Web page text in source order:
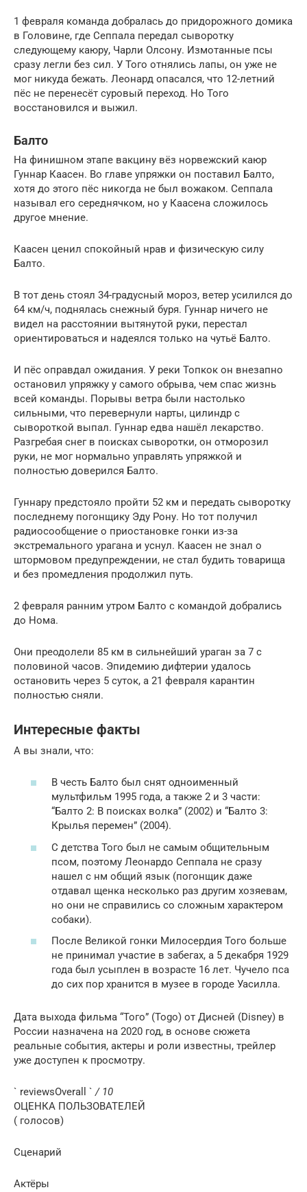
1 февраля команда добралась до придорожного домика
в Головине, где Сеппала передал сыворотку
следующему каюру, Чарли Олсону. Измотанные псы
сразу легли без сил. У Того отнялись лапы, он уже не
мог никуда бежать. Леонард опасался, что 12-летний
пёс не перенесёт суровый переход. Но Того
восстановился и выжил.
Балто
На финишном этапе вакцину вёз норвежский каюр
Гуннар Каасен. Во главе упряжки он поставил Балто,
хотя до этого пёс никогда не был вожаком. Сеппала
называл его середнячком, но у Каасена сложилось
другое мнение.
Каасен ценил спокойный нрав и физическую силу
Балто.
В тот день стоял 34-градусный мороз, ветер усилился до
64 км/ч, поднялась снежный буря. Гуннар ничего не
видел на расстоянии вытянутой руки, перестал
ориентироваться и надеялся только на чутьё Балто.
И пёс оправдал ожидания. У реки Топкок он внезапно
остановил упряжку у самого обрыва, чем спас жизнь
всей команды. Порывы ветра были настолько
сильными, что перевернули нарты, цилиндр с
сывороткой выпал. Гуннар едва нашёл лекарство.
Разгребая снег в поисках сыворотки, он отморозил
руки, не мог нормально управлять упряжкой и
полностью доверился Балто.
Гуннару предстояло пройти 52 км и передать сыворотку
последнему погонщику Эду Рону. Но тот получил
радиосообщение о приостановке гонки из-за
экстремального урагана и уснул. Каасен не знал о
штормовом предупреждении, не стал будить товарища
и без промедления продолжил путь.
2 февраля ранним утром Балто с командой добрались
до Нома.
Они преодолели 85 км в сильнейший ураган за 7 с
половиной часов. Эпидемию дифтерии удалось
остановить через 5 суток, а 21 февраля карантин
полностью сняли.
Интересные факты
А вы знали, что:
В честь Балто был снят одноименный
мультфильм 1995 года, а также 2 и 3 части:
“Балто 2: В поисках волка” (2002) и “Балто 3:
Крылья перемен” (2004).
С детства Того был не самым общительным
псом, поэтому Леонардо Сеппала не сразу
нашел с нм общий язык (погонщик даже
отдавал щенка несколько раз другим хозяевам,
но они не справились со сложным характером
собаки).
После Великой гонки Милосердия Того больше
не принимал участие в забегах, а 5 декабря 1929
года был усыплен в возрасте 16 лет. Чучело пса
до сих пор хранится в музее в городе Уасилла.
Дата выхода фильма “Того” (Togo) от Дисней (Disney) в
России назначена на 2020 год, в основе сюжета
реальные события, актеры и роли известны, трейлер
уже доступен к просмотру.
` reviewsOverall ` / 10
ОЦЕНКА ПОЛЬЗОВАТЕЛЕЙ
( голосов)
Сценарий
Актёры